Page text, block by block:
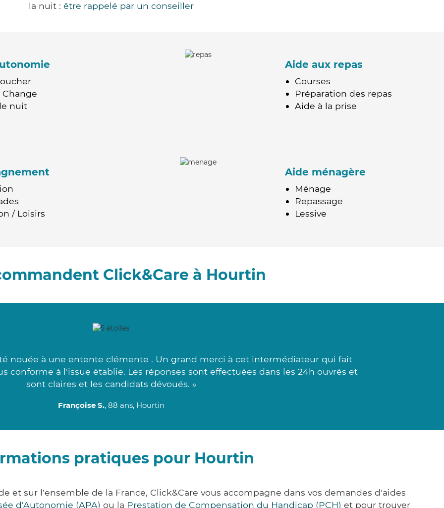
la nuit : être rappelé par un conseiller
nuit
Aide aux repas
Courses
Préparation des repas
Aide à la prise
/ Loisirs
Aide ménagère
Ménage
Repassage
Lessive
Click&Care à Hourtin
nouée à une entente clémente . Un grand merci à cet intermédiateur qui fait
conforme à l'issue établie. Les réponses sont effectuées dans les 24h ouvrés et
sont claires et les candidats dévoués. »
Françoise S., 88 ans, Hourtin
pratiques pour Hourtin
et sur l'ensemble de la France, Click&Care vous accompagne dans vos demandes d'aides
d'Autonomie (APA) ou la Prestation de Compensation du Handicap (PCH) et pour trouver